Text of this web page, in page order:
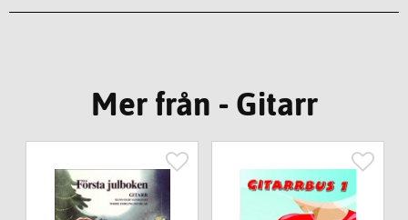
Mer från - Gitarr